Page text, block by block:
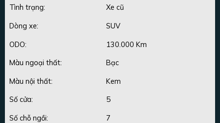
Tình trạng:
Xe cũ
Dòng xe:
SUV
ODO:
130.000 Km
Màu ngoại thất:
Bạc
Màu nội thất:
Kem
Số cửa:
5
Số chỗ ngồi:
7